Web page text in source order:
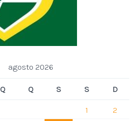
agosto 2026
Q Q S S D
1
2